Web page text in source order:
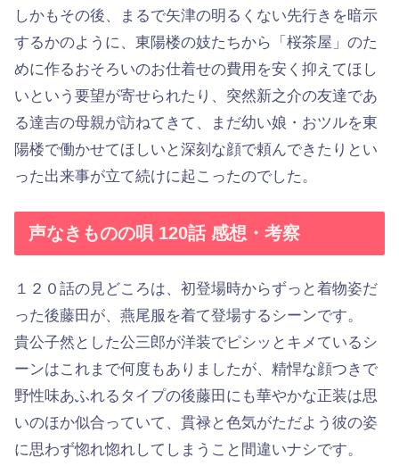
しかもその後、まるで矢津の明るくない先行きを暗示
するかのように、東陽楼の妓たちから「桜茶屋」のた
めに作るおそろいのお仕着せの費用を安く抑えてほし
いという要望が寄せられたり、突然新之介の友達であ
る達吉の母親が訪ねてきて、まだ幼い娘・おツルを東
陽楼で働かせてほしいと深刻な顔で頼んできたりとい
った出来事が立て続けに起こったのでした。
声なきものの唄 120話 感想・考察
１２０話の見どころは、初登場時からずっと着物姿だ
った後藤田が、燕尾服を着て登場するシーンです。
貴公子然とした公三郎が洋装でピシッとキメているシ
ーンはこれまで何度もありましたが、精悍な顔つきで
野性味あふれるタイプの後藤田にも華やかな正装は思
いのほか似合っていて、貫禄と色気がただよう彼の姿
に思わず惚れ惚れしてしまうこと間違いナシです。